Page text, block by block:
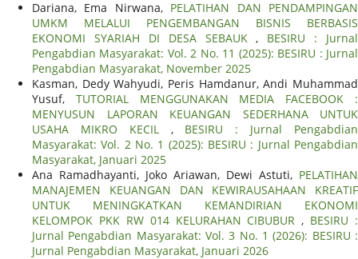
Dariana, Ema Nirwana, PELATIHAN DAN PENDAMPINGAN
UMKM MELALUI PENGEMBANGAN BISNIS BERBASIS
EKONOMI SYARIAH DI DESA SEBAUK, BESIRU : Jurnal
Pengabdian Masyarakat: Vol. 2 No. 11 (2025): BESIRU : Jurnal
Pengabdian Masyarakat, November 2025
Kasman, Dedy Wahyudi, Peris Hamdanur, Andi Muhammad
Yusuf, TUTORIAL MENGGUNAKAN MEDIA FACEBOOK :
MENYUSUN LAPORAN KEUANGAN SEDERHANA UNTUK
USAHA MIKRO KECIL , BESIRU : Jurnal Pengabdian
Masyarakat: Vol. 2 No. 1 (2025): BESIRU : Jurnal Pengabdian
Masyarakat, Januari 2025
Ana Ramadhayanti, Joko Ariawan, Dewi Astuti, PELATIHAN
MANAJEMEN KEUANGAN DAN KEWIRAUSAHAAN KREATIF
UNTUK MENINGKATKAN KEMANDIRIAN EKONOMI
KELOMPOK PKK RW 014 KELURAHAN CIBUBUR, BESIRU :
Jurnal Pengabdian Masyarakat: Vol. 3 No. 1 (2026): BESIRU :
Jurnal Pengabdian Masyarakat, Januari 2026